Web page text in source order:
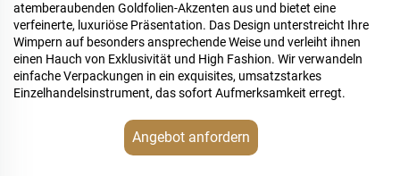
atemberaubenden Goldfolien-Akzenten aus und bietet eine
verfeinerte, luxuriöse Präsentation. Das Design unterstreicht Ihre
Wimpern auf besonders ansprechende Weise und verleiht ihnen
einen Hauch von Exklusivität und High Fashion. Wir verwandeln
einfache Verpackungen in ein exquisites, umsatzstarkes
Einzelhandelsinstrument, das sofort Aufmerksamkeit erregt.
Angebot anfordern